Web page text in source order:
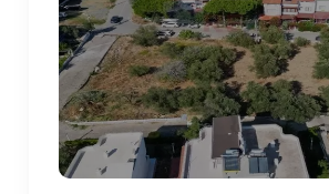
köfte) yer alır. tarifi), "Kelle
ile yapılan geleneksel bir
"Ayvalık Tostu" (çeşitli
bir sandviç). Tatiliniz boyunca yerel mutfak
lezzetlerinin tadına bakma
ziyaret edin.